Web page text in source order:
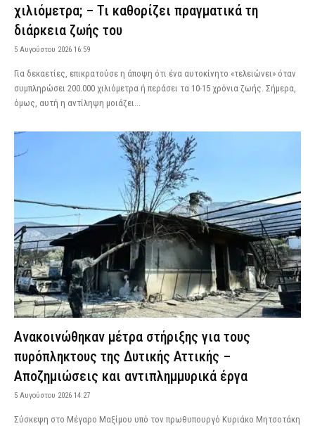
χιλιόμετρα; – Τι καθορίζει πραγματικά τη
διάρκεια ζωής του
5 Αυγούστου 2026 16:59
Για δεκαετίες, επικρατούσε η άποψη ότι ένα αυτοκίνητο «τελειώνει» όταν
συμπληρώσει 200.000 χιλιόμετρα ή περάσει τα 10-15 χρόνια ζωής. Σήμερα,
όμως, αυτή η αντίληψη μοιάζει...
Ανακοινώθηκαν μέτρα στήριξης για τους
πυρόπληκτους της Δυτικής Αττικής –
Αποζημιώσεις και αντιπλημμυρικά έργα
5 Αυγούστου 2026 14:27
Σύσκεψη στο Μέγαρο Μαξίμου υπό τον πρωθυπουργό Κυριάκο Μητσοτάκη